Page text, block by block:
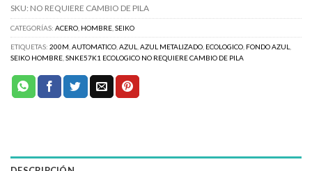
SKU: NO REQUIERE CAMBIO DE PILA
CATEGORÍAS: ACERO HOMBRE SEIKO
ETIQUETAS: 200M AUTOMATICO AZUL AZUL METALIZADO ECOLOGICO FONDO AZUL
SEIKO HOMBRE SNKE57K1 ECOLOGICO NO REQUIERE CAMBIO DE PILA